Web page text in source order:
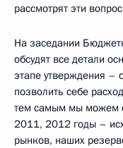
рассмотрят эти
На заседании
обсудят все детали
этапе утверждения –
позволить себе
тем самым мы можем
2011, 2012 годы –
рынков, наших